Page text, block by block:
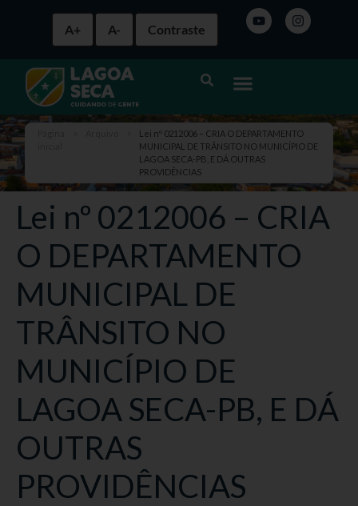
A+ A- Contraste
Lei nº 0212006 – CRIA O DEPARTAMENTO
MUNICIPAL DE TRÂNSITO NO MUNICÍPIO DE
LAGOA SECA-PB, E DÁ OUTRAS
PROVIDÊNCIAS
Lei nº 0212006 – CRIA
O DEPARTAMENTO
MUNICIPAL DE
TRÂNSITO NO
MUNICÍPIO DE
LAGOA SECA-PB, E DÁ
OUTRAS
PROVIDÊNCIAS